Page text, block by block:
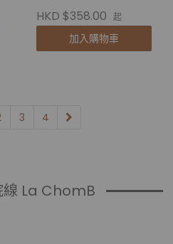
HKD $358.00 起
加入購物車
3 4
線 La ChomB